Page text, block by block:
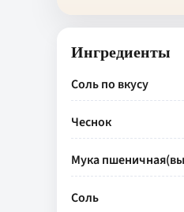
Ингредиенты
Соль по вкусу
Чеснок
Мука
Соль